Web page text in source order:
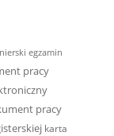
egzamin
pracy
pracy
karta